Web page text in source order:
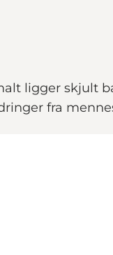
ligger skjult
fra